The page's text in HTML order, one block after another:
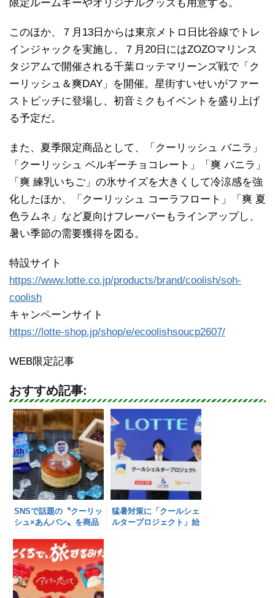
限定ルームキーやオリジナルグッズも用意する。
このほか、７月13日からは東京メトロ日比谷線でトレ
インジャックを実施し、７月20日にはZOZOマリンス
タジアムで開催される千葉ロッテマリーンズ戦で「ク
ーリッシュ＆爽DAY」を開催。星街すいせいがファー
ストピッチに登場し、初音ミクもイベントを盛り上げ
る予定だ。
また、夏季限定商品として、「クーリッシュ バニラ」
「クーリッシュ ベルギーチョコレート」「爽 バニラ」
「爽 練乳いちご」の氷サイズを大きくして冷涼感を強
化したほか、「クーリッシュ コーラフロート」「爽 夏
色ラムネ」など夏向けフレーバーもラインアップし、
暑い季節の需要獲得を図る。
特設サイト
https://www.lotte.co.jp/products/brand/coolish/soh-
coolish
キャンペーンサイト
https://lotte-shop.jp/shop/e/ecoolishsoucp2607/
WEB限定記事
おすすめ記事:
SNSで話題の〝クーリッ
シュ×あんパン〟を商品
猛暑対策に「クールシェ
ルタープロジェクト」始